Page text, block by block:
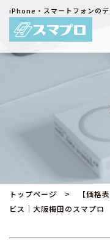
iPhone・スマートフォンの
トップページ > 【価格表
ビス｜大阪梅田のスマプロ